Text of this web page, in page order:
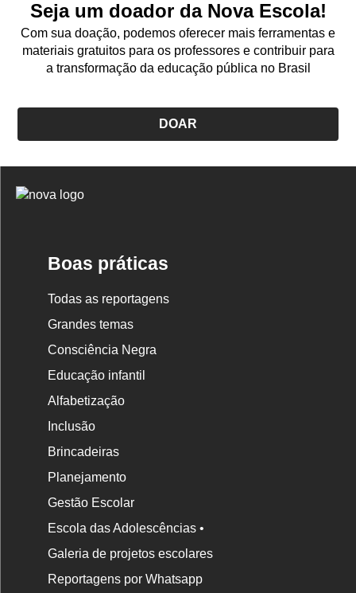
Seja um doador da Nova Escola!
Com sua doação, podemos oferecer mais ferramentas e
materiais gratuitos para os professores e contribuir para
a transformação da educação pública no Brasil
DOAR
Logo
Boas práticas
Todas as reportagens
Grandes temas
Consciência Negra
Educação infantil
Alfabetização
Inclusão
Brincadeiras
Planejamento
Gestão Escolar
Escola das Adolescências •
Galeria de projetos escolares
Reportagens por Whatsapp